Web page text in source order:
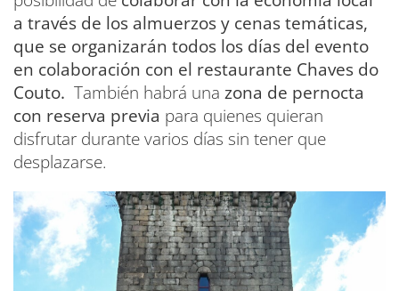
a través de los almuerzos y cenas temáticas,
que se organizarán todos los días del evento
en colaboración con el restaurante Chaves do
Couto. También habrá una zona de pernocta
con reserva previa para quienes quieran
disfrutar durante varios días sin tener que
desplazarse.